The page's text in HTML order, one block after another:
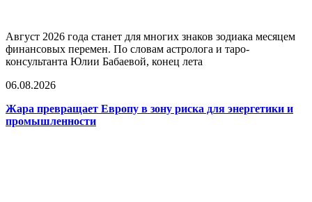
Август 2026 года станет для многих знаков зодиака месяцем
финансовых перемен. По словам астролога и таро-
консультанта Юлии Бабаевой, конец лета
06.08.2026
Жара превращает Европу в зону риска для энергетики и
промышленности